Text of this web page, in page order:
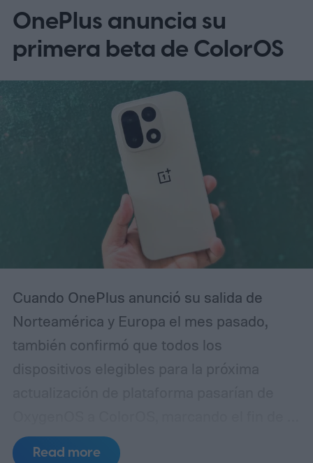
OnePlus anuncia su
primera beta de ColorOS
Cuando OnePlus anunció su salida de
Norteamérica y Europa el mes pasado,
también confirmó que todos los
dispositivos elegibles para la próxima
apariencia de Android que ayudó a definir
Read more